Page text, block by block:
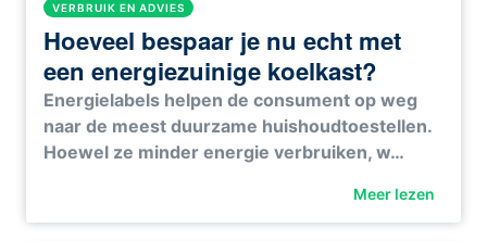
VERBRUIK EN ADVIES
Hoeveel bespaar je nu echt met
een energiezuinige koelkast?
Energielabels helpen de consument op weg
naar de meest duurzame huishoudtoestellen.
Hoewel ze minder energie verbruiken, w…
Meer lezen